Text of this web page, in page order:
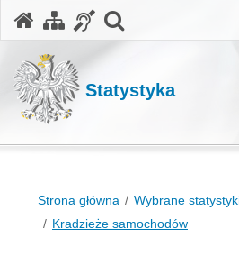
Statystyka
Strona główna
Wybrane
Kradzieże samochodów